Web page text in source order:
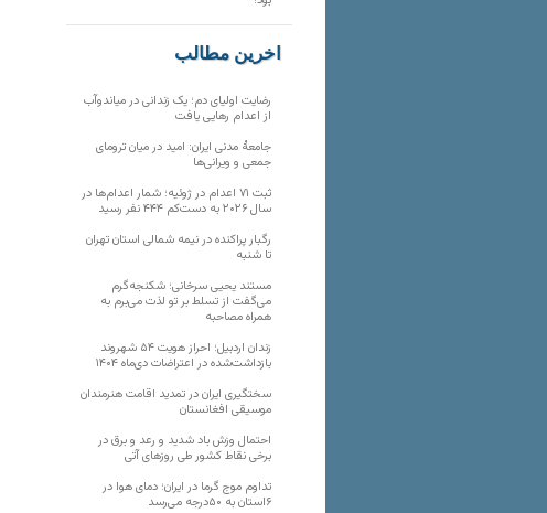
آخرین مطالب
رضایت اولیای دم؛ یک زندانی در میاندوآب
از اعدام رهایی یافت
جامعهٔ مدنی ایران: امید در میان ترومای
جمعی و ویرانی‌ها
ثبت ۷۱ اعدام در ژوئیه؛ شمار اعدام‌ها در
سال ۲۰۲۶ به دست‌کم ۴۴۴ نفر رسید
رگبار پراکنده در نیمه شمالی استان تهران
تا شنبه
مستند یحیی سرخانی؛ شکنجه‌گرم
می‌گفت از تسلط بر تو لذت می‌برم به
همراه مصاحبه
زندان اردبیل؛ احراز هویت ۵۴ شهروند
بازداشت‌شده در اعتراضات دی‌ماه ۱۴۰۴
سختگیری ایران در تمدید اقامت هنرمندان
موسیقی افغانستان
احتمال وزش باد شدید و رعد و برق در
برخی نقاط کشور طی روزهای آتی
تداوم موج گرما در ایران؛ دمای هوا در
۶استان به ۵۰درجه می‌رسد